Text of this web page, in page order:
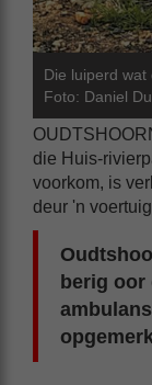
Die luiperd
Foto: Daniel
die Huis-
voorkom, is
deur 'n
berig